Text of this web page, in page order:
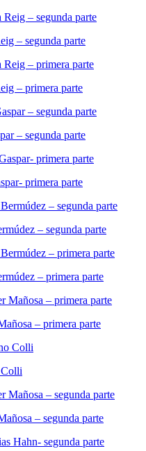
– segunda parte
– primera parte
– segunda parte
primera parte
– segunda parte
– primera parte
– primera parte
– segunda parte